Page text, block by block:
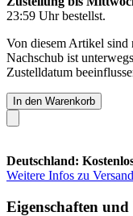
23:59 Uhrbestellst.
Von diesem Artikel sind
Nachschub ist
Zustelldatum
In den Warenkorb
Deutschland:
Weitere Infos zu
Eigenschaften und